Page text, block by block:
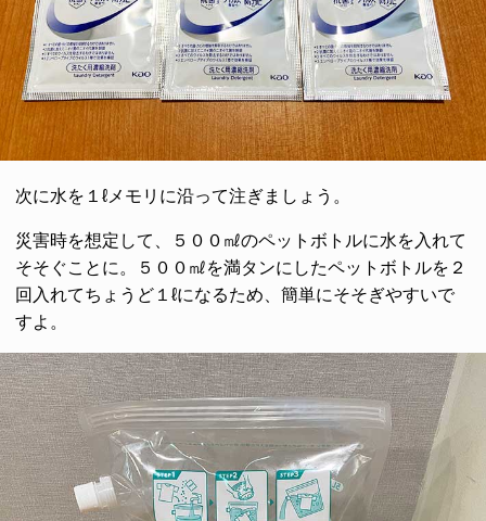
次に水を１ℓメモリに沿って注ぎましょう。
災害時を想定して、５００㎖のペットボトルに水を入れて
そそぐことに。５００㎖を満タンにしたペットボトルを２
回入れてちょうど１ℓになるため、簡単にそそぎやすいで
すよ。